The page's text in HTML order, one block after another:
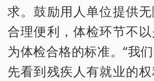
求。鼓励用人单位提供
合理便利，体检环节不
为体检合格的标准。“我
先看到残疾人有就业的